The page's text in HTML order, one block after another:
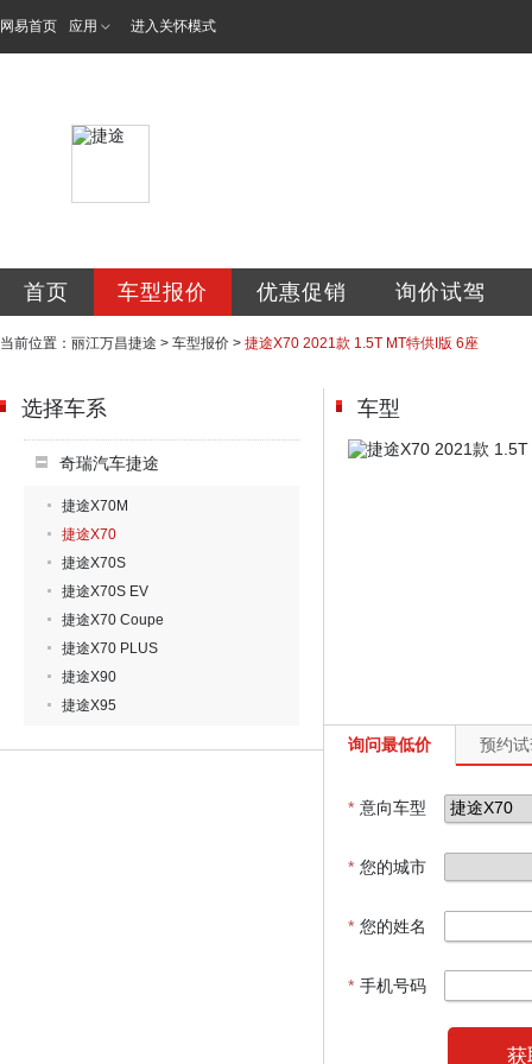
网易首页 应用 进入关怀模式
首页 车型报价 优惠促销 询价试驾
当前位置： 丽江万昌捷途 > 车型报价 > 捷途X70 2021款 1.5T MT特供I版 6座
选择车系
奇瑞汽车捷途
捷途X70M
捷途X70
捷途X70S
捷途X70S EV
捷途X70 Coupe
捷途X70 PLUS
捷途X90
捷途X95
车型
询问最低价 预约
* 意向车型
* 您的城市
* 您的姓名
* 手机号码
获